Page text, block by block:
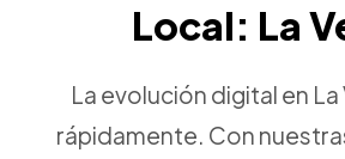
Local: La
La evolución digital en
rápidamente. Con